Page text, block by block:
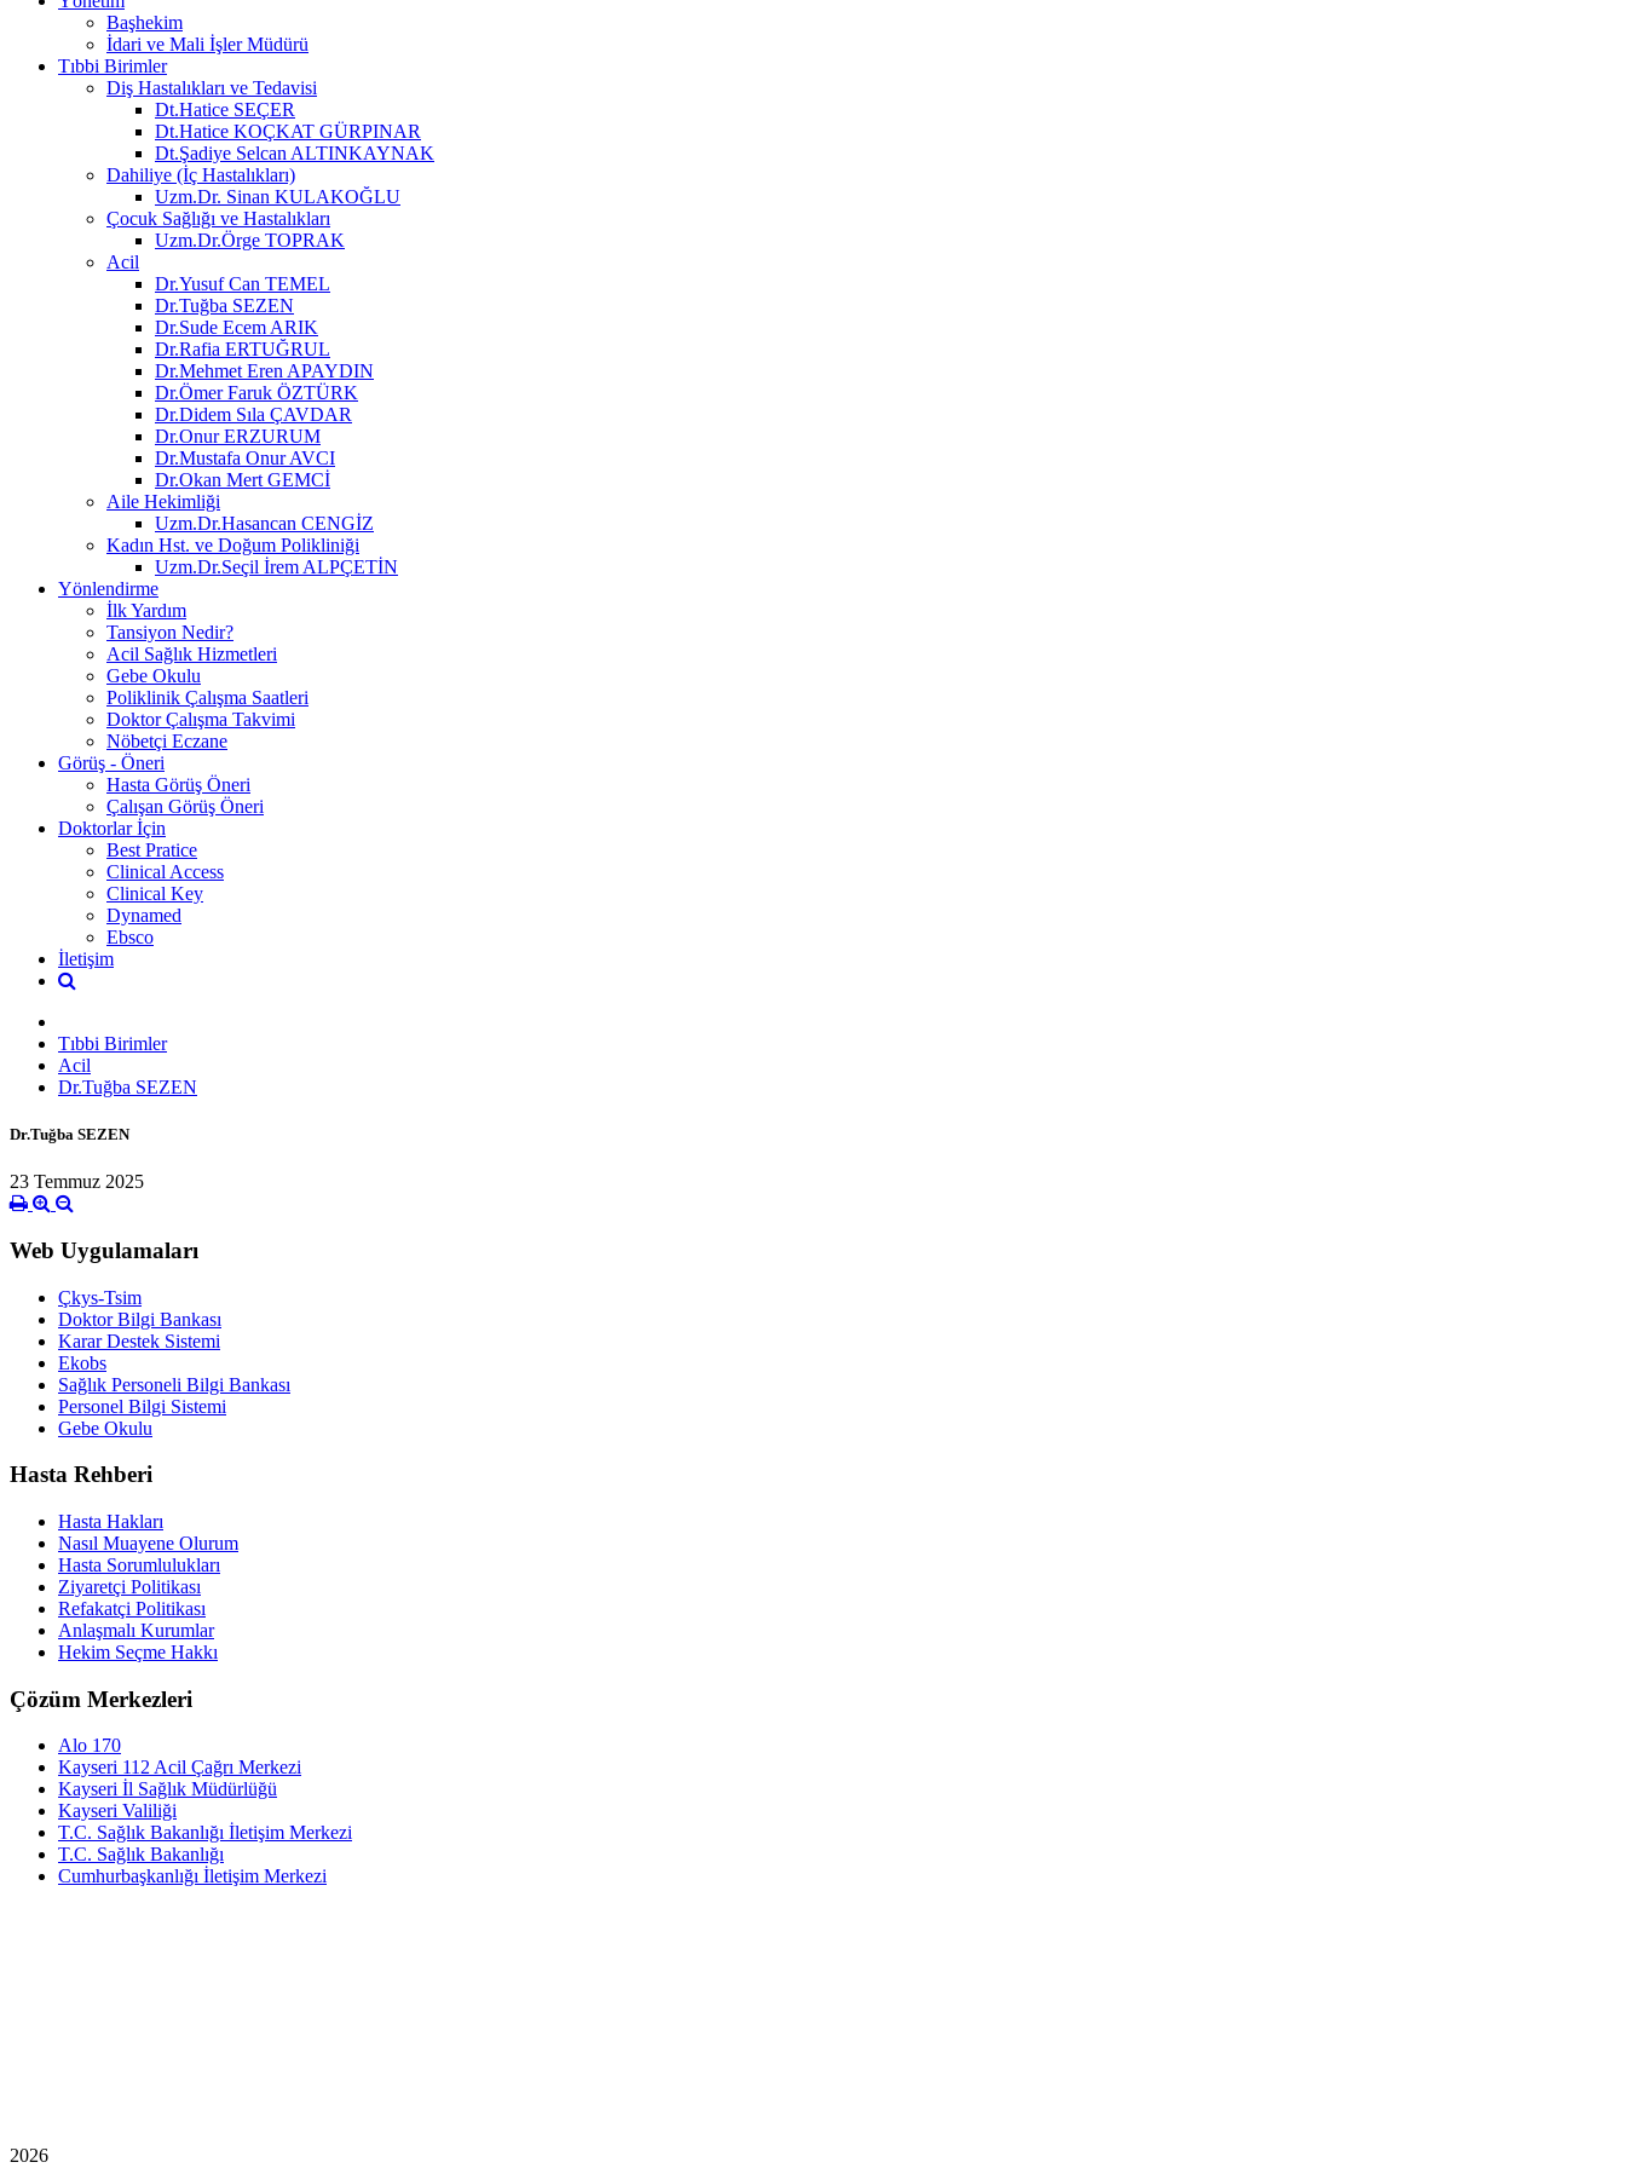
Başhekim
İdari ve Mali İşler Müdürü
Tıbbi Birimler
Diş Hastalıkları ve Tedavisi
Dt.Hatice SEÇER
Dt.Hatice KOÇKAT GÜRPINAR
Dt.Şadiye Selcan ALTINKAYNAK
Dahiliye (İç Hastalıkları)
Uzm.Dr. Sinan KULAKOĞLU
Çocuk Sağlığı ve Hastalıkları
Uzm.Dr.Örge TOPRAK
Acil
Dr.Yusuf Can TEMEL
Dr.Tuğba SEZEN
Dr.Sude Ecem ARIK
Dr.Rafia ERTUĞRUL
Dr.Mehmet Eren APAYDIN
Dr.Ömer Faruk ÖZTÜRK
Dr.Didem Sıla ÇAVDAR
Dr.Onur ERZURUM
Dr.Mustafa Onur AVCI
Dr.Okan Mert GEMCİ
Aile Hekimliği
Uzm.Dr.Hasancan CENGİZ
Kadın Hst. ve Doğum Polikliniği
Uzm.Dr.Seçil İrem ALPÇETİN
Yönlendirme
İlk Yardım
Tansiyon Nedir?
Acil Sağlık Hizmetleri
Gebe Okulu
Poliklinik Çalışma Saatleri
Doktor Çalışma Takvimi
Nöbetçi Eczane
Görüş - Öneri
Hasta Görüş Öneri
Çalışan Görüş Öneri
Doktorlar İçin
Best Pratice
Clinical Access
Clinical Key
Dynamed
Ebsco
İletişim
Tıbbi Birimler
Acil
Dr.Tuğba SEZEN
Dr.Tuğba SEZEN
23 Temmuz 2025
Web Uygulamaları
Çkys-Tsim
Doktor Bilgi Bankası
Karar Destek Sistemi
Ekobs
Sağlık Personeli Bilgi Bankası
Personel Bilgi Sistemi
Gebe Okulu
Hasta Rehberi
Hasta Hakları
Nasıl Muayene Olurum
Hasta Sorumlulukları
Ziyaretçi Politikası
Refakatçi Politikası
Anlaşmalı Kurumlar
Hekim Seçme Hakkı
Çözüm Merkezleri
Alo 170
Kayseri 112 Acil Çağrı Merkezi
Kayseri İl Sağlık Müdürlüğü
Kayseri Valiliği
T.C. Sağlık Bakanlığı İletişim Merkezi
T.C. Sağlık Bakanlığı
Cumhurbaşkanlığı İletişim Merkezi
2026